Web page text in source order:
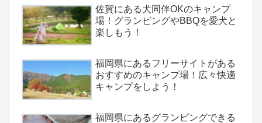
佐賀にある犬同伴OKのキャンプ
場！グランピングやBBQを愛犬と
楽しもう！
福岡県にあるフリーサイトがある
おすすめのキャンプ場！広々快適
キャンプをしよう！
福岡県にあるグランピングできる